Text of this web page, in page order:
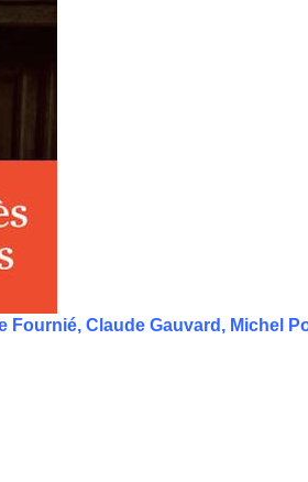
Claude Gauvard, Michel